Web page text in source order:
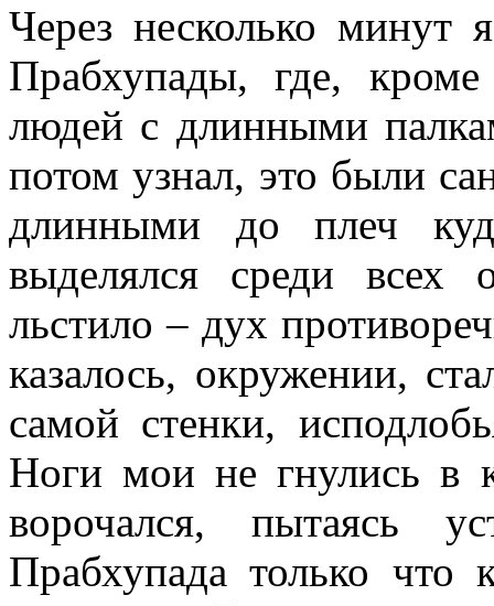
Через несколько
Прабхупады, где,
людей с длинными
потом узнал, это были
длинными до плеч
выделялся среди
льстило – дух
казалось, окружении,
самой стенки,
Ноги мои не гнулись в
ворочался, пытаясь
Прабхупада только что